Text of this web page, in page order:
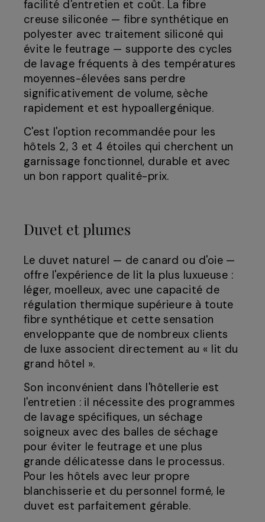
facilité d'entretien et coût. La fibre
creuse siliconée — fibre synthétique en
polyester avec traitement siliconé qui
évite le feutrage — supporte des cycles
de lavage fréquents à des températures
moyennes-élevées sans perdre
significativement de volume, sèche
rapidement et est hypoallergénique.
C'est l'option recommandée pour les
hôtels 2, 3 et 4 étoiles qui cherchent un
garnissage fonctionnel, durable et avec
un bon rapport qualité-prix.
Duvet et plumes
Le duvet naturel — de canard ou d'oie —
offre l'expérience de lit la plus luxueuse :
léger, moelleux, avec une capacité de
régulation thermique supérieure à toute
fibre synthétique et cette sensation
enveloppante que de nombreux clients
de luxe associent directement au « lit du
grand hôtel ».
Son inconvénient dans l'hôtellerie est
l'entretien : il nécessite des programmes
de lavage spécifiques, un séchage
soigneux avec des balles de séchage
pour éviter le feutrage et une plus
grande délicatesse dans le processus.
Pour les hôtels avec leur propre
blanchisserie et du personnel formé, le
duvet est parfaitement gérable.